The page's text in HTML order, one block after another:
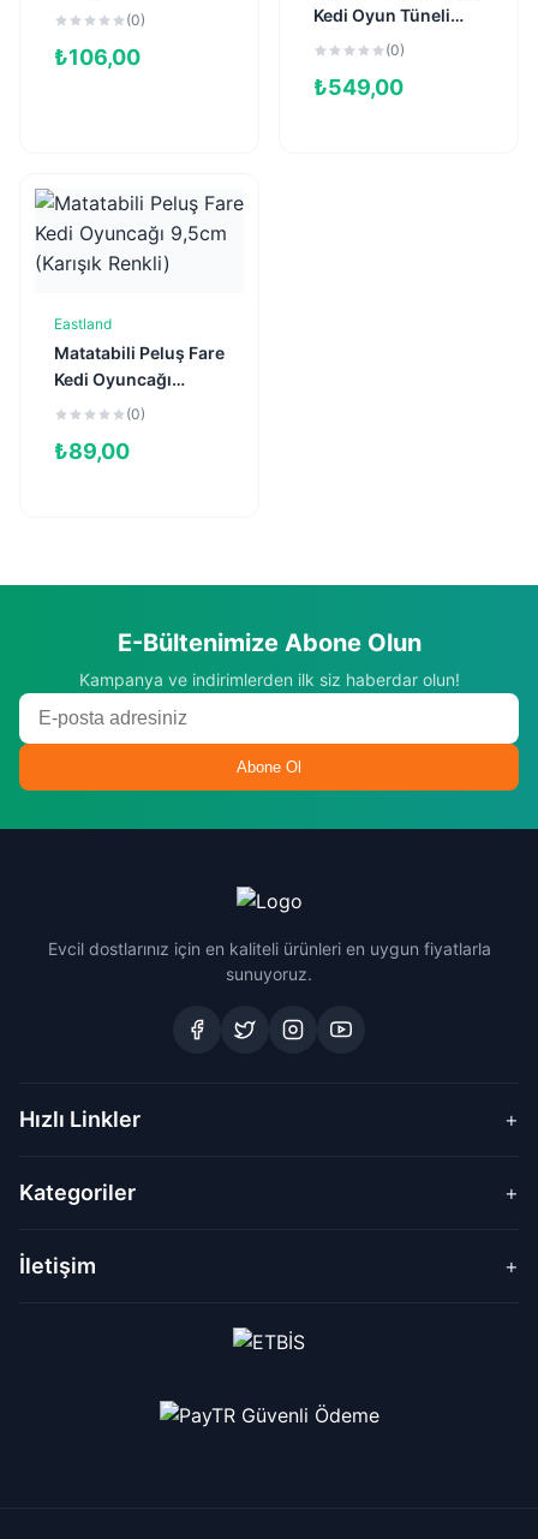
Oyuncağı 8,5cm
(0)
₺106,00
Kedi Oyun Tüneli
25x35cm (Pembe-
(0)
₺549,00
Sepete Ekle
Eastland
Matatabili Peluş Fare
Kedi Oyuncağı
9,5cm (Karışık
(0)
₺89,00
E-Bültenimize Abone Olun
Kampanya ve indirimlerden ilk siz haberdar olun!
Abone Ol
Evcil dostlarınız için en kaliteli ürünleri en uygun fiyatlarla
sunuyoruz.
Hızlı Linkler +
Kategoriler +
İletişim +